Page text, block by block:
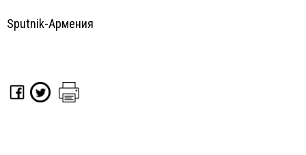
Sputnik-Армения